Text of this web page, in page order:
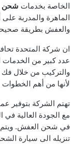
الخاصة بخدمات شحن
الماهرة والمدربة
والعفش بطريقة
ان شركة المتحدة
عدد كبير من الخدمات
والتركيب من خلال فك
لأنها من أهم
تهتم الشركة بتوفير
مع الجودة العالية
في شحن العفش. ويتم
تنزيله الى سيارة